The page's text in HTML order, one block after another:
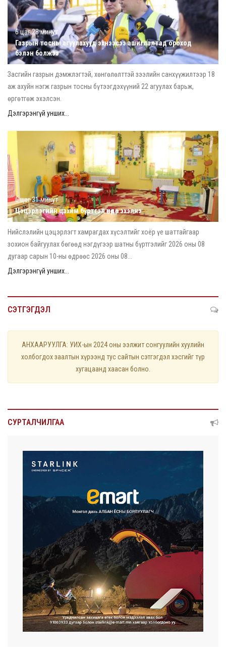
6 цаг 28 минут
Газрын тосны агуулахууд эхнээсээ ашиглалтад ороход
бэлэн болжээ
Засгийн газрын дэмжлэгтэй, хөнгөлөлттэй зээлийн санхүүжилтээр 18
аж ахуйн нэгж газрын тосны бүтээгдэхүүний 22 агуулах барьж,
өргөтгөж эхэлсэн.
Дэлгэрэнгүй унших...
6 цаг 31 минут
Цэцэрлэгийн цахим бүртгэл өнөөдөр эхэлнэ
Нийслэлийн цэцэрлэгт хамрагдах хүсэлтийг хоёр үе шаттайгаар
зохион байгуулах бөгөөд нэгдүгээр шатны бүртгэлийг 2026 оны 08
дугаар сарын 10-ны өдрөөс 2026 оны 08...
Дэлгэрэнгүй унших...
СЭТГЭГДЭЛ
АНХААРУУЛГА: УИХ-ын 2024 оны ээлжит сонгуулийн хуулийн
холбогдох заалтын хүрээнд тус сайтын сэтгэгдэл хэсгийг түр
хугацаанд хаасан болно.
СУРТАЛЧИЛГАА